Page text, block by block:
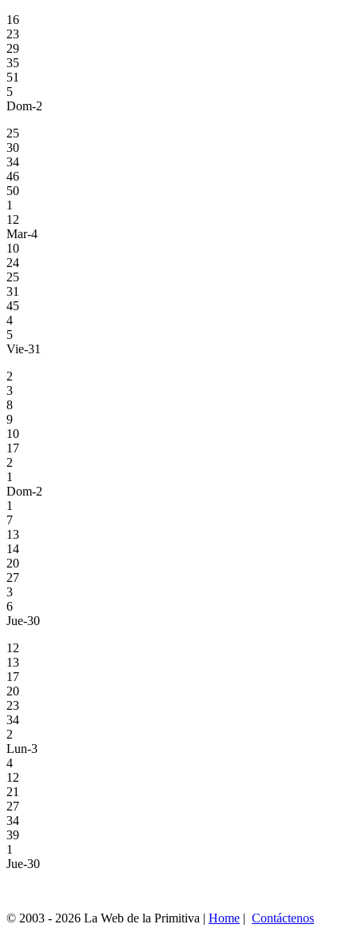
16
23
29
35
51
5
Dom-2
25
30
34
46
50
1
12
Mar-4
10
24
25
31
45
4
5
Vie-31
2
3
8
9
10
17
2
1
Dom-2
1
7
13
14
20
27
3
6
Jue-30
12
13
17
20
23
34
2
Lun-3
4
12
21
27
34
39
1
Jue-30
© 2003 - 2026 La Web de la Primitiva | Home | Contáctenos